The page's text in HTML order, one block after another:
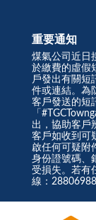
重要通知
煤氣公司近日
於繳費的虛假
戶發出有關短
件或連結。為
客戶發送的短
「
出，協助客戶
客戶如收到可
啟任何可疑附
身份證號碼、
受損失。若有
線：